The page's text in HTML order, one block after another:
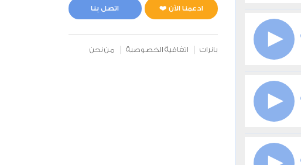
ادعمنا الآن ❤️ اتصل بنا
بانرات اتفاقية الخصوصية من نحن